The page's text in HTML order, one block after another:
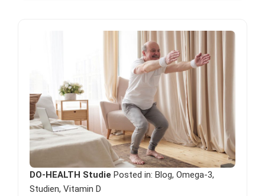
DO-HEALTH Studie Posted in: Blog,Omega-3,
Studien,Vitamin D